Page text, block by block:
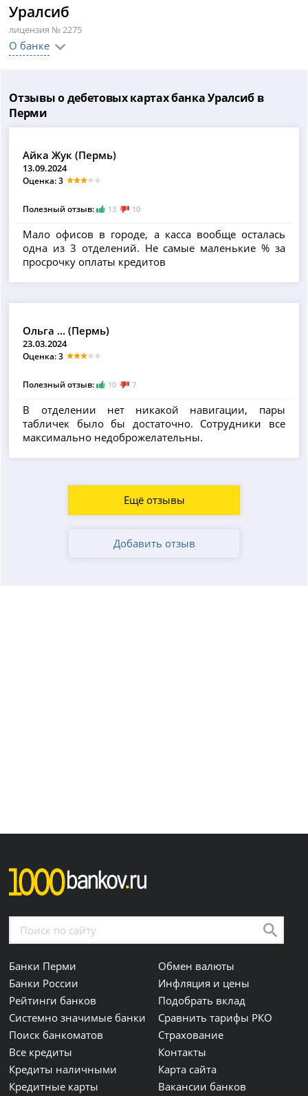
Уралсиб
лицензия № 2275
О банке
Отзывы о дебетовых картах банка Уралсиб в
Перми
Айка Жук (Пермь)
13.09.2024
Оценка: 3
Полезный отзыв: 13 10
Мало офисов в городе, а касса вообще осталась
одна из 3 отделений. Не самые маленькие % за
просрочку оплаты кредитов
Ольга ... (Пермь)
23.03.2024
Оценка: 3
Полезный отзыв: 10 7
В отделении нет никакой навигации, пары
табличек было бы достаточно. Сотрудники все
максимально недоброжелательны.
Ещё отзывы
Добавить отзыв
Банки Перми
Банки России
Рейтинги банков
Системно значимые банки
Поиск банкоматов
Все кредиты
Кредиты наличными
Кредитные карты
Обмен валюты
Инфляция и цены
Подобрать вклад
Сравнить тарифы РКО
Страхование
Контакты
Карта сайта
Вакансии банков